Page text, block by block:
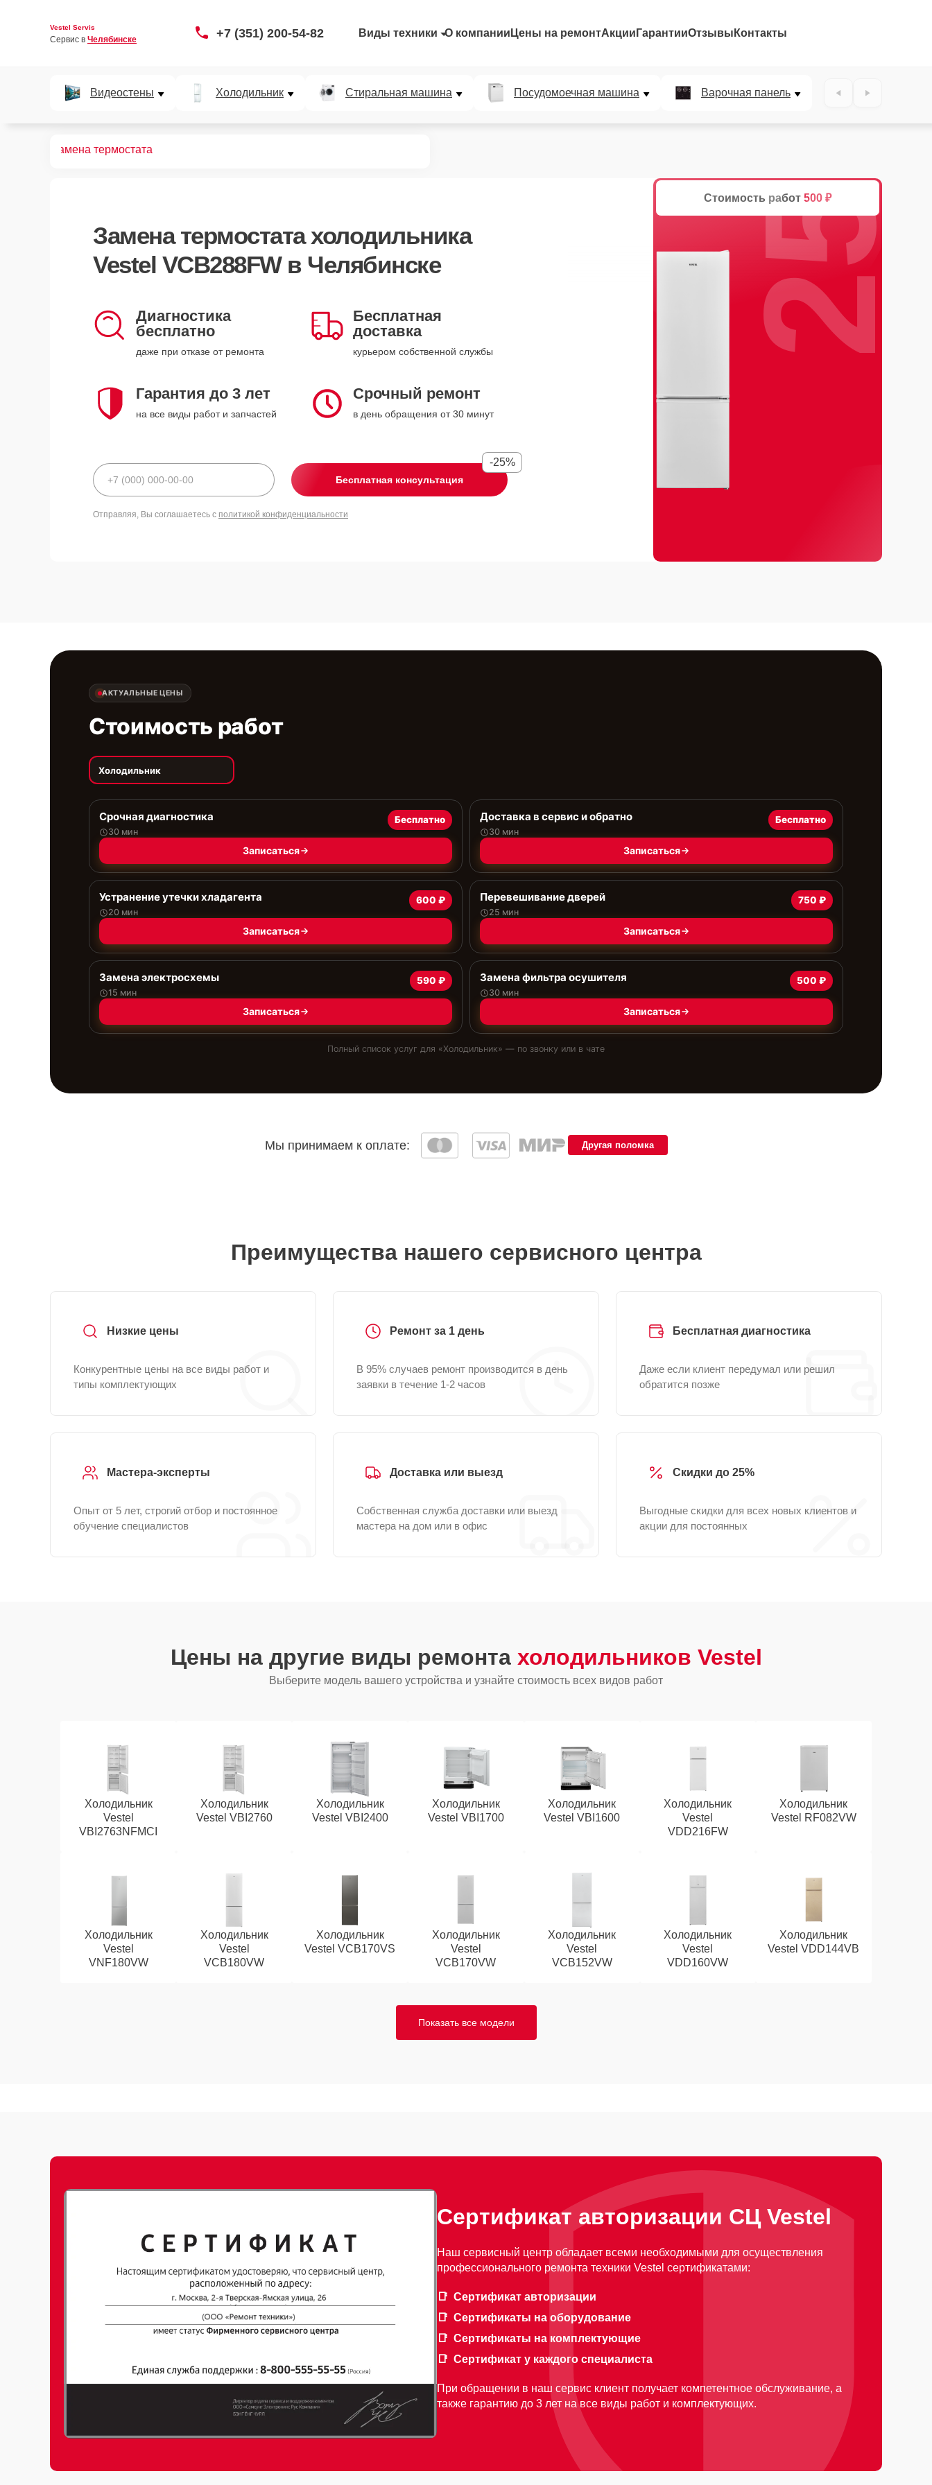
Vestel Servis
Сервис в Челябинске +7 (351) 200-54-82 Виды техники О компании Цены на ремонтАкции ГарантииОтзывы Контакты
Видеостены Холодильник Стиральная машина Посудомоечная машина Варочная панель
Замена термостата
Замена термостата холодильника
Vestel VCB288FW в Челябинске
Диагностика
бесплатно
даже при отказе от ремонта
Бесплатная
доставка
курьером собственной службы
Гарантия до 3 лет
на все виды работ и запчастей
Срочный ремонт
в день обращения от 30 минут
Бесплатная консультация
-25%
Отправляя, Вы соглашаетесь с политикой конфиденциальности
Стоимость работ 500 ₽
25%
АКТУАЛЬНЫЕ ЦЕНЫ
Стоимость работ
Холодильник
Срочная диагностика
30 мин
Бесплатно
Записаться
Доставка в сервис и обратно
30 мин
Бесплатно
Записаться
Устранение утечки хладагента
20 мин
600 ₽
Записаться
Перевешивание дверей
25 мин
750 ₽
Записаться
Замена электросхемы
15 мин
590 ₽
Записаться
Замена фильтра осушителя
30 мин
500 ₽
Записаться
Полный список услуг для «Холодильник» — по звонку или в чате
Мы принимаем к оплате: Другая поломка
Преимущества нашего сервисного центра
Низкие цены
Конкурентные цены на все виды работ и
типы комплектующих
Ремонт за 1 день
В 95% случаев ремонт производится в день
заявки в течение 1-2 часов
Бесплатная диагностика
Даже если клиент передумал или решил
обратится позже
Мастера-эксперты
Опыт от 5 лет, строгий отбор и постоянное
обучение специалистов
Доставка или выезд
Собственная служба доставки или выезд
мастера на дом или в офис
Скидки до 25%
Выгодные скидки для всех новых клиентов и
акции для постоянных
Цены на другие виды ремонта холодильников Vestel
Выберите модель вашего устройства и узнайте стоимость всех видов работ
Холодильник
Vestel
VBI2763NFMCI
Холодильник
Vestel VBI2760
Холодильник
Vestel VBI2400
Холодильник
Vestel VBI1700
Холодильник
Vestel VBI1600
Холодильник
Vestel
VDD216FW
Холодильник
Vestel RF082VW
Холодильник
Vestel
VNF180VW
Холодильник
Vestel
VCB180VW
Холодильник
Vestel VCB170VS
Холодильник
Vestel
VCB170VW
Холодильник
Vestel
VCB152VW
Холодильник
Vestel
VDD160VW
Холодильник
Vestel VDD144VB
Показать все модели
Сертификат авторизации СЦ Vestel
Наш сервисный центр обладает всеми необходимыми для осуществления
профессионального ремонта техники Vestel сертификатами:
Сертификат авторизации
Сертификаты на оборудование
Сертификаты на комплектующие
Сертификат у каждого специалиста
При обращении в наш сервис клиент получает компетентное обслуживание, а
также гарантию до 3 лет на все виды работ и комплектующих.